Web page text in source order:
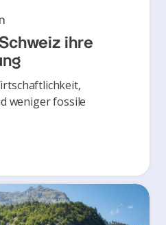
ihre
weniger fossile